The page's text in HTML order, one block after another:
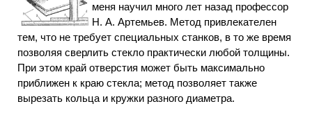
меня научил много лет назад профессор
Н. А. Артемьев. Метод привлекателен
тем, что не требует специальных станков, в то же время
позволяя сверлить стекло практически любой толщины.
При этом край отверстия может быть максимально
приближен к краю стекла; метод позволяет также
вырезать кольца и кружки разного диаметра.